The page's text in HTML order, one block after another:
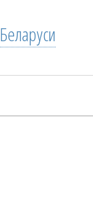
Беларуси